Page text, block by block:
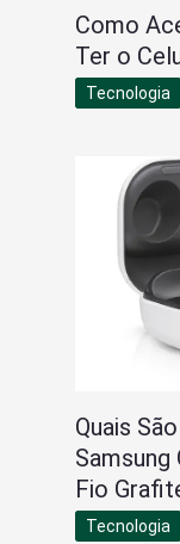
Como
Ter o
Tecnologia
Quais
Samsung
Fio
Tecnologia